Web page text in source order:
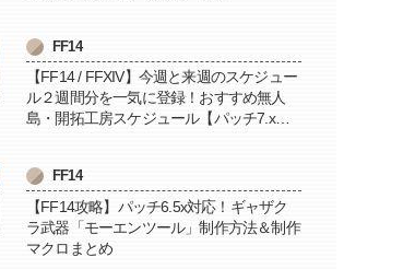
FF14
【FF14 / FFXIV】今週と来週のスケジュー
ル２週間分を一気に登録！おすすめ無人
島・開拓工房スケジュール【パッチ7.x対
FF14
【FF14攻略】パッチ6.5x対応！ギャザク
ラ武器「モーエンツール」制作方法＆制作
マクロまとめ